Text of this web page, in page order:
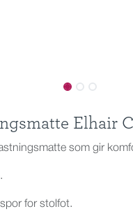
Elhair
som gir
for stolfot.